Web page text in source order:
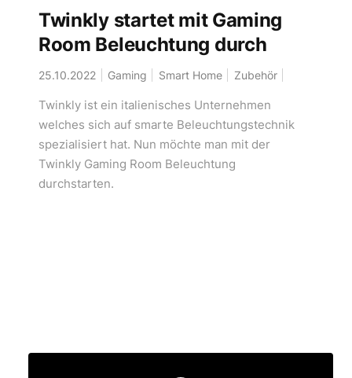
Twinkly startet mit Gaming
Room Beleuchtung durch
25.10.2022 Gaming Smart Home Zubehör
Twinkly ist ein italienisches Unternehmen
welches sich auf smarte Beleuchtungstechnik
spezialisiert hat. Nun möchte man mit der
Twinkly Gaming Room Beleuchtung
durchstarten.